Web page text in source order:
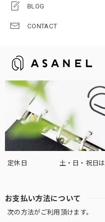
BLOG
CONTACT
定休日 土・日・祝日
お支払い方法について
次の方法がご利用頂けます。